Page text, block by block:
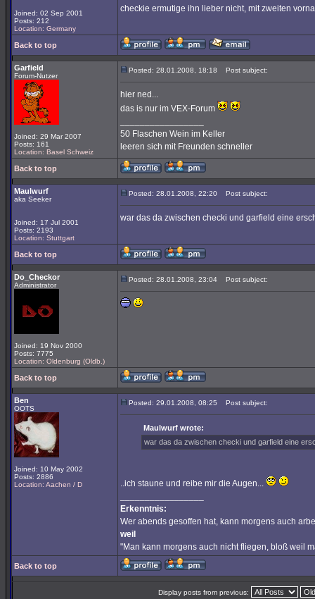
Joined: 02 Sep 2001
Posts: 212
Location: Germany
checkie ermutige ihn lieber nicht, mit zweiten
Back to top
Garfield
Forum-Nutzer
Joined: 29 Mar 2007
Posts: 161
Location: Basel Schweiz
Posted: 28.01.2008, 18:18 Post subject:
hier ned...
das is nur im VEX-Forum
50 Flaschen Wein im Keller
leeren sich mit Freunden schneller
Back to top
Maulwurf
aka Seeker
Joined: 17 Jul 2001
Posts: 2193
Location: Stuttgart
Posted: 28.01.2008, 22:20 Post subject:
war das da zwischen checki und garfield eine
Back to top
Do_Checkor
Administrator
Joined: 19 Nov 2000
Posts: 7775
Location: Oldenburg (Oldb.)
Posted: 28.01.2008, 23:04 Post subject:
Back to top
Ben
OOTS
Joined: 10 May 2002
Posts: 2886
Location: Aachen / D
Posted: 29.01.2008, 08:25 Post subject:
Maulwurf wrote:
war das da zwischen checki und garfield eine
..ich staune und reibe mir die Augen...
Erkenntnis:
Wer abends gesoffen hat, kann morgens auch
weil
"Man kann morgens auch nicht fliegen, bloß weil
Back to top
Display posts from previous: